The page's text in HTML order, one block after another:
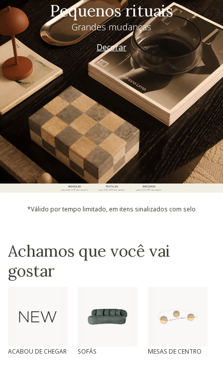
Especial Dia dos Pais
Westwing + @_nathaliacandelaria
Vem ver
*Válido por tempo limitado, em itens sinalizados com selo
Achamos que você vai
gostar
ACABOU DE CHEGAR SOFÁS MESAS DE CENTRO